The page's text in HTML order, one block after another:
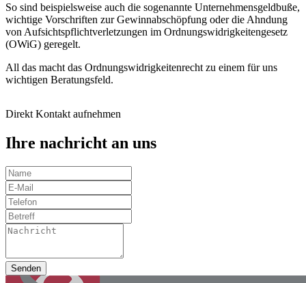
So sind beispielsweise auch die sogenannte Unternehmensgeldbuße,
wichtige Vorschriften zur Gewinnabschöpfung oder die Ahndung
von Aufsichtspflichtverletzungen im Ordnungswidrigkeitengesetz
(OWiG) geregelt.
All das macht das Ordnungswidrigkeitenrecht zu einem für uns
wichtigen Beratungsfeld.
Direkt Kontakt aufnehmen
Ihre nachricht an uns
Senden